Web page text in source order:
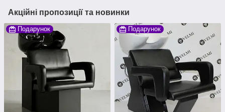
Акційні пропозиції та новинки
Подарунок Подарунок